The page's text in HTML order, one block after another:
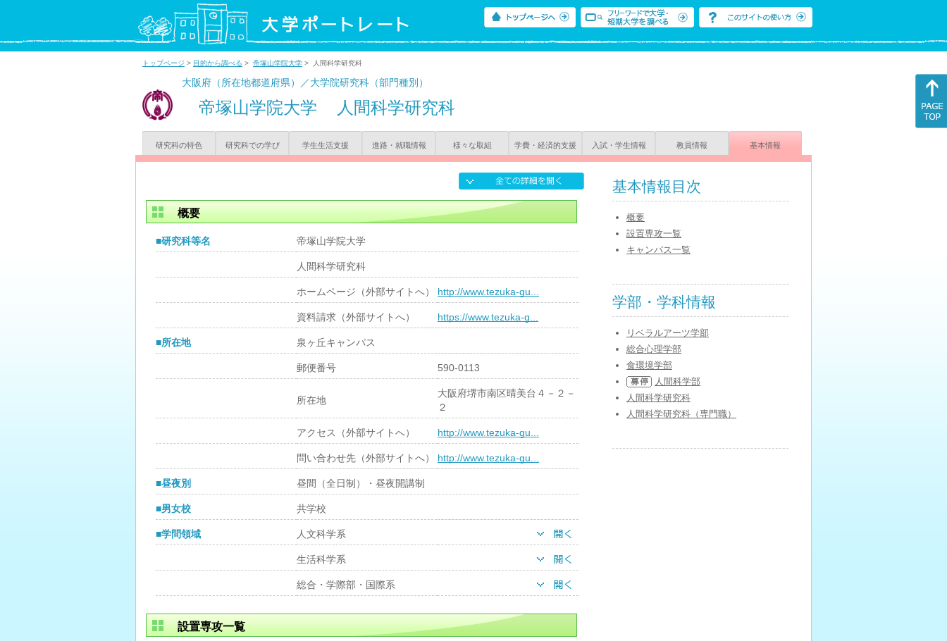
トップページ > 目的から調べる > 帝塚山学院大学 > 人間科学研究科
大阪府（所在地都道府県）／大学院研究科（部門種別）
帝塚山学院大学 人間科学研究科
研究科の特色 研究科での学び 学生生活支援 進路・就職情報 様々な取組 学費・経済的支援 入試・学生情報 教員情報 基本情報
概要
■研究科等名 帝塚山学院大学
人間科学研究科
ホームページ（外部サイトへ） http://www.tezuka-gu...
資料請求（外部サイトへ） https://www.tezuka-g...
■所在地 泉ヶ丘キャンパス
郵便番号 590-0113
所在地
大阪府堺市南区晴美台４－２－
２
アクセス（外部サイトへ） http://www.tezuka-gu...
問い合わせ先（外部サイトへ） http://www.tezuka-gu...
■昼夜別 昼間（全日制）・昼夜開講制
■男女校 共学校
■学問領域 人文科学系
生活科学系
総合・学際部・国際系
設置専攻一覧
基本情報目次
概要
設置専攻一覧
キャンパス一覧
学部・学科情報
リベラルアーツ学部
総合心理学部
食環境学部
人間科学部
人間科学研究科
人間科学研究科（専門職）